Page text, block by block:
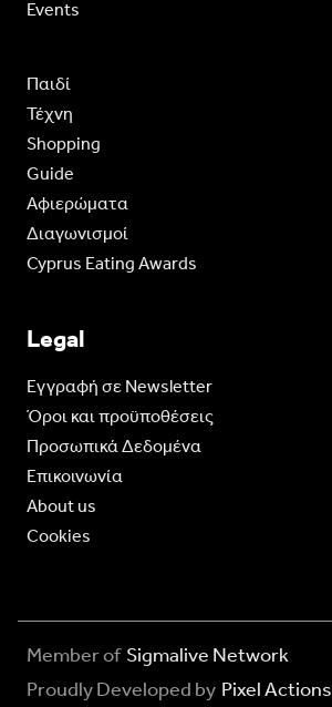
Events
Παιδί
Τέχνη
Shopping
Guide
Aφιερώματα
Διαγωνισμοί
Cyprus Eating Awards
Legal
Eγγραφή σε Newsletter
Όροι και προϋποθέσεις
Προσωπικά Δεδομένα
Επικοινωνία
About us
Cookies
Member of Sigmalive Network
Proudly Developed by Pixel Actions